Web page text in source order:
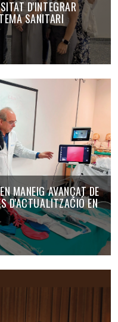
D'INTEGRAR
SANITARI
MANEIG AVANÇAT DE
D'ACTUALITZACIÓ EN